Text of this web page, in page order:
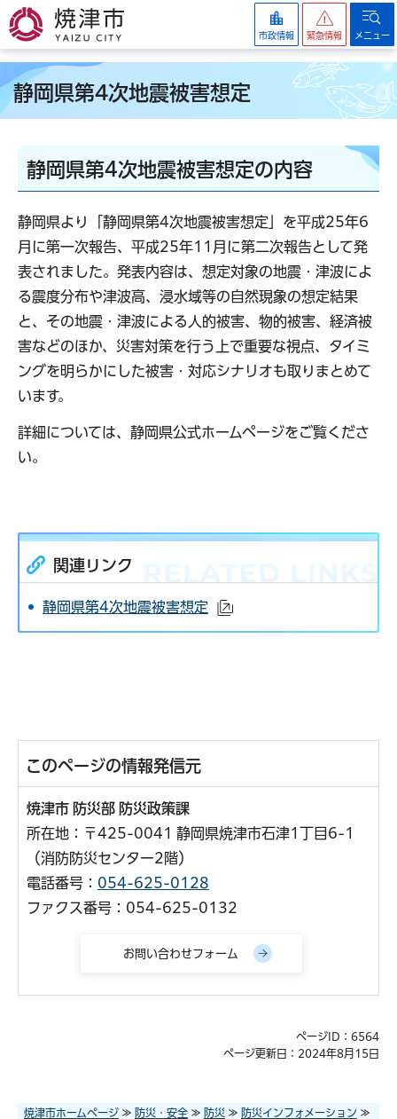
焼津市
市政情報 緊急情報 メニュー
静岡県第4次地震被害想定
静岡県第4次地震被害想定の内容
静岡県より「静岡県第4次地震被害想定」を平成25年6
月に第一次報告、平成25年11月に第二次報告として発
表されました。発表内容は、想定対象の地震・津波によ
る震度分布や津波高、浸水域等の自然現象の想定結果
と、その地震・津波による人的被害、物的被害、経済被
害などのほか、災害対策を行う上で重要な視点、タイミ
ングを明らかにした被害・対応シナリオも取りまとめて
います。
詳細については、静岡県公式ホームページをご覧くださ
い。
関連リンク
静岡県第4次地震被害想定
このページの情報発信元
焼津市 防災部 防災政策課
所在地：〒425-0041 静岡県焼津市石津1丁目6-1
（消防防災センター2階）
電話番号： 054-625-0128
ファクス番号：054-625-0132
ページID：6564
ページ更新日：2024年8月15日
焼津市ホームページ ≫ 防災・安全 ≫ 防災 ≫ 防災インフォメーション ≫